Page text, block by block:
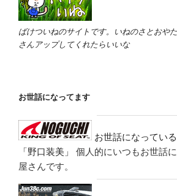
ばけついねのサイトです。いねのさとおや
さんアップしてくれたらいいな
お世話になってます
お世話になってい
「野口装美」
個人的にいつもお世話
屋さんです。